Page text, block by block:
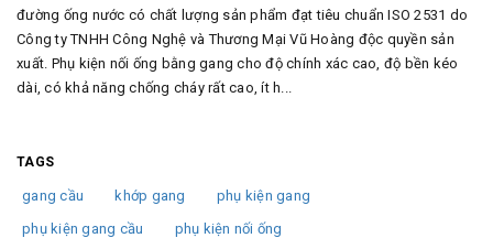
đường ống nước có chất lượng sản phẩm đạt tiêu chuẩn ISO 2531 do
Công ty TNHH Công Nghệ và Thương Mại Vũ Hoàng độc quyền sản
xuất. Phụ kiện nối ống bằng gang cho độ chính xác cao, độ bền kéo
dài, có khả năng chống cháy rất cao, ít h...
TAGS
gang cầu khớp gang
phụ kiện gang
phụ kiện gang cầu
phụ kiện nối ống